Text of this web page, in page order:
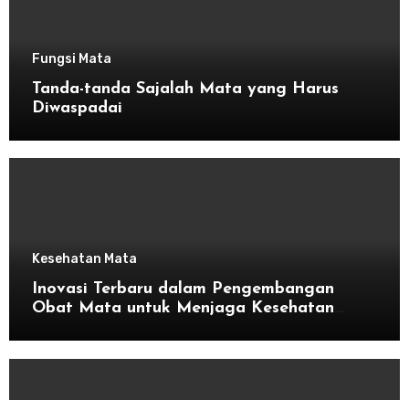
Fungsi Mata
Tanda-tanda Sajalah Mata yang Harus
Diwaspadai
Kesehatan Mata
Inovasi Terbaru dalam Pengembangan
Obat Mata untuk Menjaga Kesehatan